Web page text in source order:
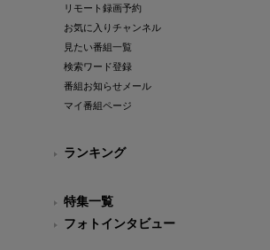
リモート録画予約
お気に入りチャンネル
見たい番組一覧
検索ワード登録
番組お知らせメール
マイ番組ページ
ランキング
特集一覧
フォトインタビュー